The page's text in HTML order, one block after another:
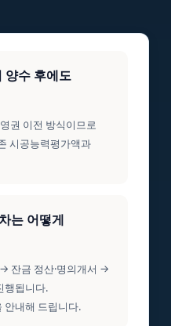
양수 후에도
권 이전 방식이므로
시공능력평가액과
는 어떻게
잔금 정산·명의개서 →
행됩니다.
안내해 드립니다.